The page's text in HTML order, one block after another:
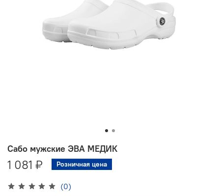
(0)
Сабо мужские ЭВА МЕДИК
1 081 ₽ Розничная цена